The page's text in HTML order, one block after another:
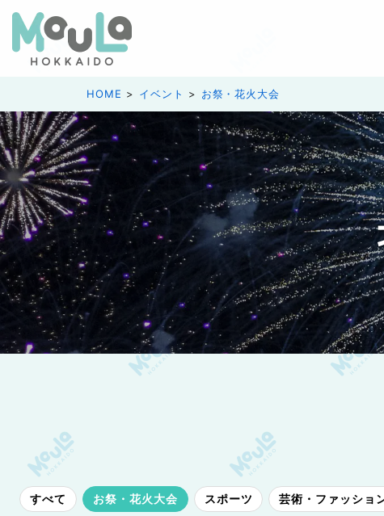
HOME イベント お祭・花火大会
すべて お祭・花火大会 スポーツ 芸術・ファッショ